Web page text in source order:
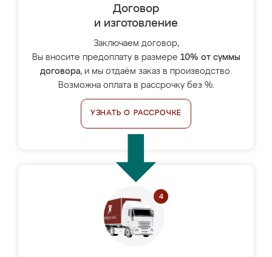
Договор
и изготовление
Заключаем договор,
Вы вносите предоплату в размере 10% от суммы
договора, и мы отдаём заказ в производство.
Возможна оплата в рассрочку без %.
УЗНАТЬ О РАССРОЧКЕ